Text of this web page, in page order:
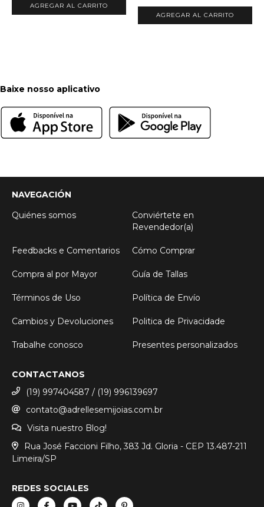
AGREGAR AL CARRITO
AGREGAR AL CARRITO
Baixe nosso aplicativo
NAVEGACIÓN
Quiénes somos
Conviértete en
Revendedor(a)
Feedbacks e Comentarios Cómo Comprar
Compra al por Mayor Guía de Tallas
Términos de Uso Política de Envío
Cambios y Devoluciones Politica de Privacidade
Trabalhe conosco Presentes personalizados
CONTACTANOS
(19) 997404587 / (19) 996139697
contato@adrellesemijoias.com.br
Visita nuestro Blog!
Rua José Faccioni Filho, 383 Jd. Gloria - CEP 13.487-211
Limeira/SP
REDES SOCIALES